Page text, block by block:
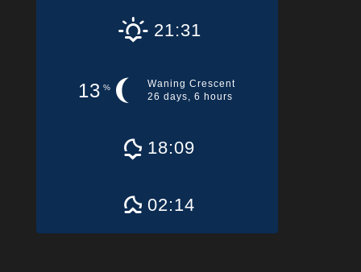
21:31
13 %
Waning Crescent
26 days, 6 hours
18:09
02:14